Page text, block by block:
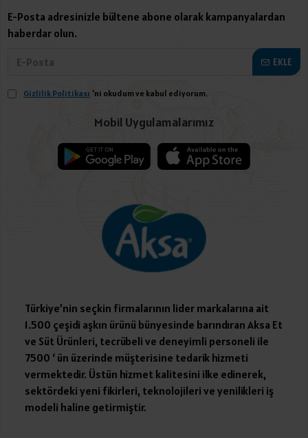
E-Posta adresinizle bültene abone olarak kampanyalardan
haberdar olun.
EKLE
Gizlilik Politikası 'ni okudum ve kabul ediyorum.
Mobil Uygulamalarımız
Türkiye’nin seçkin firmalarının lider markalarına ait
1.500 çeşidi aşkın ürünü bünyesinde barındıran Aksa Et
ve Süt Ürünleri, tecrübeli ve deneyimli personeli ile
7500 ‘ ün üzerinde müşterisine tedarik hizmeti
vermektedir. Üstün hizmet kalitesini ilke edinerek,
sektördeki yeni fikirleri, teknolojileri ve yenilikleri iş
modeli haline getirmiştir.